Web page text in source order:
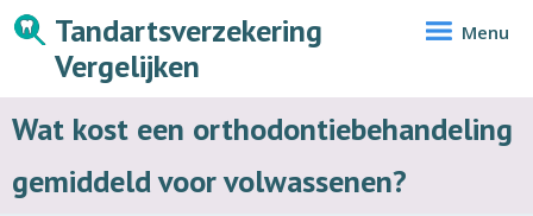
Tandartsverzekering
Vergelijken
Menu
Wat kost een orthodontiebehandeling
gemiddeld voor volwassenen?